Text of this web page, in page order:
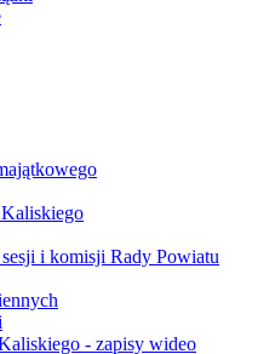
Kaliskiego
i komisji Rady Powiatu
- zapisy wideo